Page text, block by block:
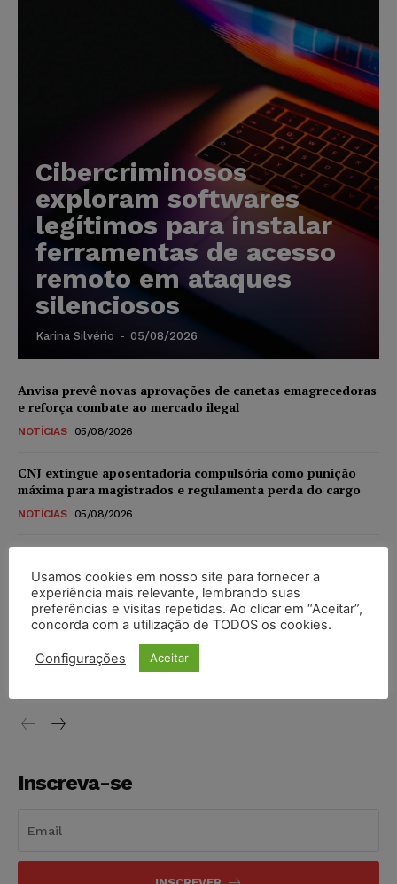
Cibercriminosos
exploram softwares
legítimos para instalar
ferramentas de acesso
remoto em ataques
silenciosos
Karina Silvério - 05/08/2026
Anvisa prevê novas aprovações de canetas emagrecedoras
e reforça combate ao mercado ilegal
NOTÍCIAS 05/08/2026
CNJ extingue aposentadoria compulsória como punição
máxima para magistrados e regulamenta perda do cargo
NOTÍCIAS 05/08/2026
Moraes contra senador Alessandro Vieira
NOTÍCIAS 05/08/2026
juíza Gabriela Hardt por dois anos
Inscreva-se
Usamos cookies em nosso site para fornecer a
experiência mais relevante, lembrando suas
preferências e visitas repetidas. Ao clicar em “Aceitar”,
concorda com a utilização de TODOS os cookies.
Configurações Aceitar